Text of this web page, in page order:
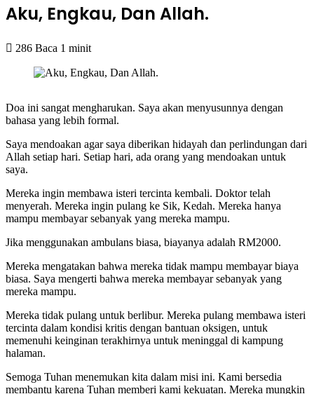
Aku, Engkau, Dan Allah.
286 Baca 1 minit
Doa ini sangat mengharukan. Saya akan menyusunnya dengan
bahasa yang lebih formal.
Saya mendoakan agar saya diberikan hidayah dan perlindungan dari
Allah setiap hari. Setiap hari, ada orang yang mendoakan untuk
saya.
Mereka ingin membawa isteri tercinta kembali. Doktor telah
menyerah. Mereka ingin pulang ke Sik, Kedah. Mereka hanya
mampu membayar sebanyak yang mereka mampu.
Jika menggunakan ambulans biasa, biayanya adalah RM2000.
Mereka mengatakan bahwa mereka tidak mampu membayar biaya
biasa. Saya mengerti bahwa mereka membayar sebanyak yang
mereka mampu.
Mereka tidak pulang untuk berlibur. Mereka pulang membawa isteri
tercinta dalam kondisi kritis dengan bantuan oksigen, untuk
memenuhi keinginan terakhirnya untuk meninggal di kampung
halaman.
Semoga Tuhan menemukan kita dalam misi ini. Kami bersedia
membantu karena Tuhan memberi kami kekuatan. Mereka mungkin